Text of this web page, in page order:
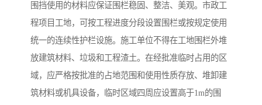
围挡使用的材料应保证围栏稳固、整洁、美观。市政工
程项目工地，可按工程进度分段设置围栏或按规定使用
统一的连续性护栏设施。施工单位不得在工地围栏外堆
放建筑材料、垃圾和工程渣土。在经批准临时占用的区
域，应严格按批准的占地范围和使用性质存放、堆卸建
筑材料或机具设备，临时区域四周应设置高于1m的围